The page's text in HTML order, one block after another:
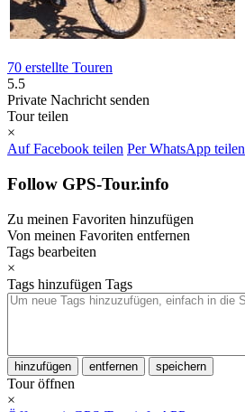
70 erstellte Touren
5.5
Private Nachricht senden
Tour teilen
×
Auf Facebook teilen Per WhatsApp teilen
Follow GPS-Tour.info
Zu meinen Favoriten hinzufügen
Von meinen Favoriten entfernen
Tags bearbeiten
×
Tags hinzufügen Tags
hinzufügen entfernen speichern
Tour öffnen
×